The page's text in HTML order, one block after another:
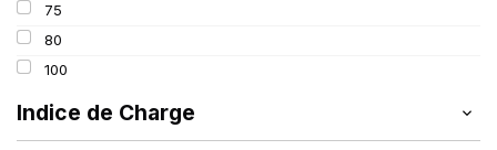
235
75
80
100
Indice de Charge